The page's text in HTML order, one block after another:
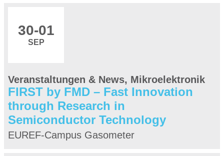
30-01
SEP
Veranstaltungen & News, Mikroelektronik
FIRST by FMD – Fast Innovation
through Research in
Semiconductor Technology
EUREF-Campus Gasometer